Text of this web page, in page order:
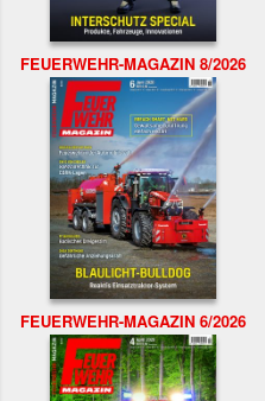
FEUERWEHR-MAGAZIN 8/2026
FEUERWEHR-MAGAZIN 6/2026